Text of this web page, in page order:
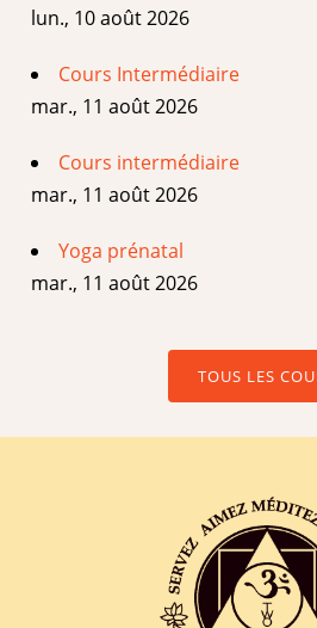
lun., 10 août 2026
Cours Intermédiaire
mar., 11 août 2026
Cours intermédiaire
mar., 11 août 2026
Yoga prénatal
mar., 11 août 2026
TOUS LES